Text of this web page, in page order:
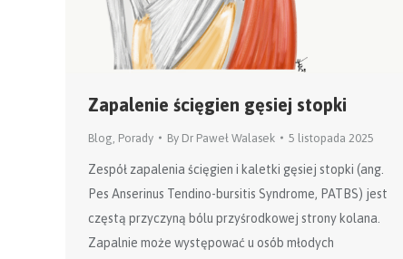
Zapalenie ścięgien gęsiej stopki
Blog Porady By Dr Paweł Walasek 5 listopada 2025
Zespół zapalenia ścięgien i kaletki gęsiej stopki (ang.
Pes Anserinus Tendino-bursitis Syndrome, PATBS) jest
częstą przyczyną bólu przyśrodkowej strony kolana.
Zapalnie może występować u osób młodych